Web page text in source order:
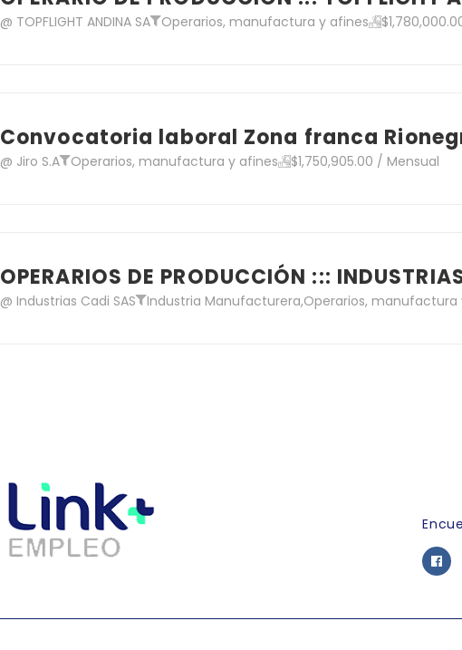
@ TOPFLIGHT ANDINA SA Operarios, manufactura y afines
Convocatoria laboral Zona franca
@ Jiro S.A Operarios, manufactura y afines $1,750,905.00 / Mensual
OPERARIOS DE PRODUCCIÓN :::
@ Industrias Cadi SAS Industria Manufacturera,Operarios, manufactura